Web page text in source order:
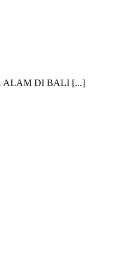
ALAM DI BALI [...]